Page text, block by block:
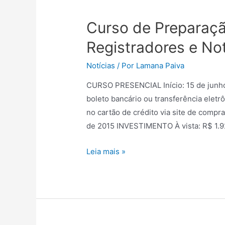
Curso de
Registradores e
Notícias / Por Lamana Paiva
CURSO PRESENCIAL Início: 15 de
boleto bancário ou transferência
no cartão de crédito via site de
de 2015 INVESTIMENTO À vista: R$
Leia mais »